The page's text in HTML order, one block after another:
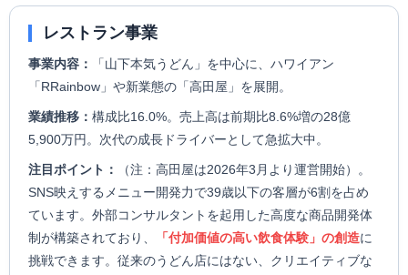
レストラン事業
事業内容：
「山下本気うどん」を中心に、ハワイアン
「RRainbow」や新業態の「高田屋」を展開。
業績推移： 構成比16.0%。売上高は前期比8.6%増の28億
5,900万円。次代の成長ドライバーとして急拡大中。
注目ポイント：
（注：高田屋は2026年3月より運営開始）。
SNS映えするメニュー開発力で39歳以下の客層が6割を占め
ています。外部コンサルタントを起用した高度な商品開発体
制が構築されており、
「付加価値の高い飲食体験」の創造に
挑戦できます。従来のうどん店にはない、クリエイティブな